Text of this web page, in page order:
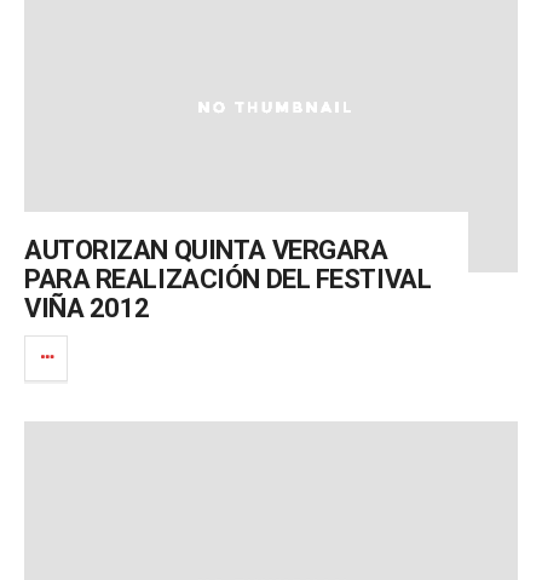
AUTORIZAN QUINTA VERGARA
PARA REALIZACIÓN DEL FESTIVAL
VIÑA 2012